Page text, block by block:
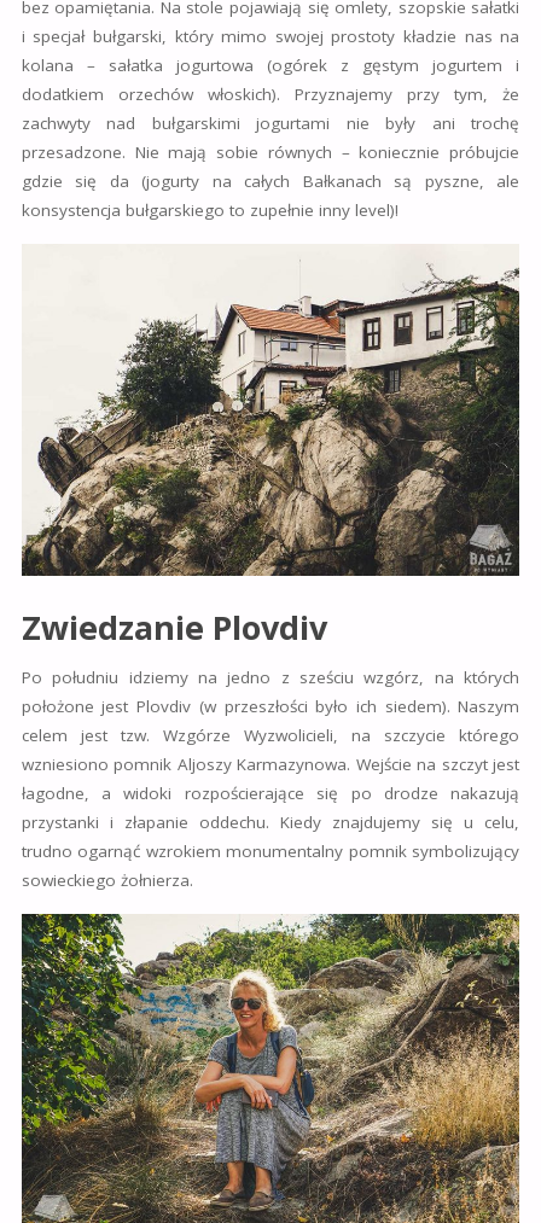
bez opamiętania. Na stole pojawiają się omlety, szopskie sałatki
i specjał bułgarski, który mimo swojej prostoty kładzie nas na
kolana – sałatka jogurtowa (ogórek z gęstym jogurtem i
dodatkiem orzechów włoskich). Przyznajemy przy tym, że
zachwyty nad bułgarskimi jogurtami nie były ani trochę
przesadzone. Nie mają sobie równych – koniecznie próbujcie
gdzie się da (jogurty na całych Bałkanach są pyszne, ale
konsystencja bułgarskiego to zupełnie inny level)!
Zwiedzanie Plovdiv
Po południu idziemy na jedno z sześciu wzgórz, na których
położone jest Plovdiv (w przeszłości było ich siedem). Naszym
celem jest tzw. Wzgórze Wyzwolicieli, na szczycie którego
wzniesiono pomnik Aljoszy Karmazynowa. Wejście na szczyt jest
łagodne, a widoki rozpościerające się po drodze nakazują
przystanki i złapanie oddechu. Kiedy znajdujemy się u celu,
trudno ogarnąć wzrokiem monumentalny pomnik symbolizujący
sowieckiego żołnierza.